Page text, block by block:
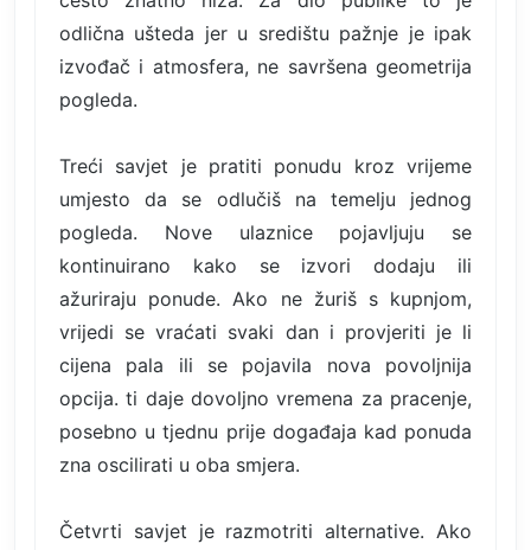
odlična ušteda jer u središtu pažnje je ipak
izvođač i atmosfera, ne savršena geometrija
pogleda.
Treći savjet je pratiti ponudu kroz vrijeme
umjesto da se odlučiš na temelju jednog
pogleda. Nove ulaznice pojavljuju se
kontinuirano kako se izvori dodaju ili
ažuriraju ponude. Ako ne žuriš s kupnjom,
vrijedi se vraćati svaki dan i provjeriti je li
cijena pala ili se pojavila nova povoljnija
opcija. ti daje dovoljno vremena za pracenje,
posebno u tjednu prije događaja kad ponuda
zna oscilirati u oba smjera.
Četvrti savjet je razmotriti alternative. Ako